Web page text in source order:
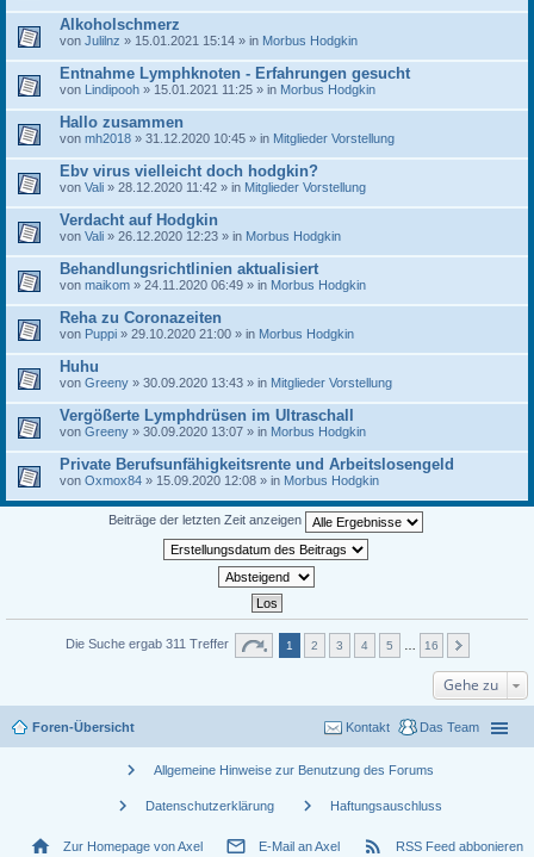
Alkoholschmerz
von Julilnz » 15.01.2021 15:14 » in Morbus Hodgkin
Entnahme Lymphknoten - Erfahrungen gesucht
von Lindipooh » 15.01.2021 11:25 » in Morbus Hodgkin
Hallo zusammen
von mh2018 » 31.12.2020 10:45 » in Mitglieder Vorstellung
Ebv virus vielleicht doch hodgkin?
von Vali » 28.12.2020 11:42 » in Mitglieder Vorstellung
Verdacht auf Hodgkin
von Vali » 26.12.2020 12:23 » in Morbus Hodgkin
Behandlungsrichtlinien aktualisiert
von maikom » 24.11.2020 06:49 » in Morbus Hodgkin
Reha zu Coronazeiten
von Puppi » 29.10.2020 21:00 » in Morbus Hodgkin
Huhu
von Greeny » 30.09.2020 13:43 » in Mitglieder Vorstellung
Vergößerte Lymphdrüsen im Ultraschall
von Greeny » 30.09.2020 13:07 » in Morbus Hodgkin
Private Berufsunfähigkeitsrente und Arbeitslosengeld
von Oxmox84 » 15.09.2020 12:08 » in Morbus Hodgkin
Beiträge der letzten Zeit anzeigen
Die Suche ergab 311 Treffer 1 2 3 4 5 16
Gehe zu
Foren-Übersicht Das Team
Kontakt
chevron_right Allgemeine Hinweise zur Benutzung des Forums
chevron_right Datenschutzerklärung chevron_right Haftungsauschluss
home Zur Homepage von Axel mail_outline E-Mail an Axel rss_feed RSS Feed abbonieren